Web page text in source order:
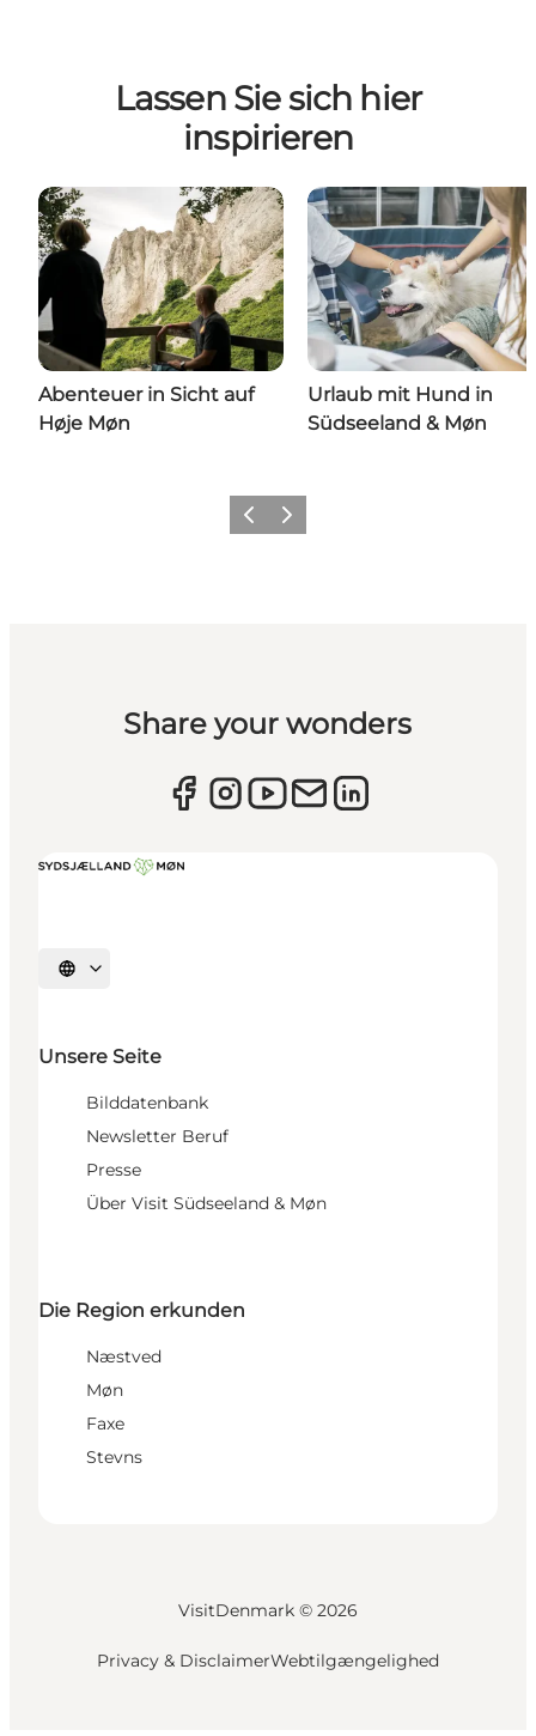
Lassen Sie sich hier
inspirieren
Abenteuer in Sicht auf
Høje Møn
Urlaub mit Hund in
Südseeland & Møn
ZurückWeiter
Share your wonders
Sprache auswählen
Unsere Seite
Bilddatenbank
Newsletter Beruf
Presse
Über Visit Südseeland & Møn
Die Region erkunden
Næstved
Møn
Faxe
Stevns
VisitDenmark © 2026
Privacy & DisclaimerWebtilgængelighed